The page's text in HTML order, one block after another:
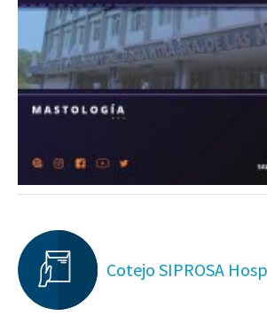
Cotejo SIPROSA